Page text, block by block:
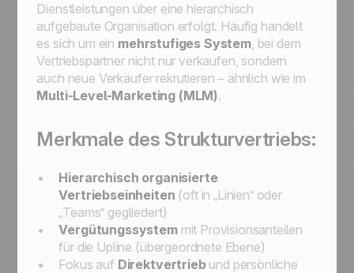
Dienstleistungen über eine hierarchisch
aufgebaute Organisation erfolgt. Häufig handelt
es sich um ein mehrstufiges System, bei dem
Vertriebspartner nicht nur verkaufen, sondern
auch neue Verkäufer rekrutieren – ähnlich wie im
Multi-Level-Marketing (MLM).
Merkmale des Strukturvertriebs:
Hierarchisch organisierte
Vertriebseinheiten (oft in „Linien“ oder
„Teams“ gegliedert)
Vergütungssystemmit Provisionsanteilen
für die Upline (übergeordnete Ebene)
Fokus auf Direktvertriebund persönliche